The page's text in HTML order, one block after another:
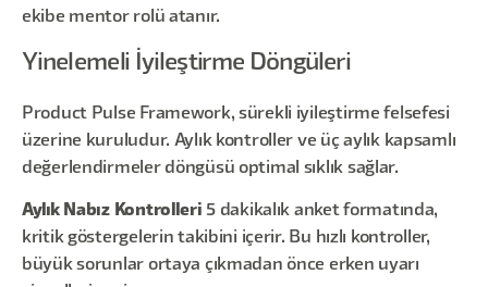
ekibe mentor rolü atanır.
Yinelemeli İyileştirme Döngüleri
Product Pulse Framework, sürekli iyileştirme felsefesi
üzerine kuruludur. Aylık kontroller ve üç aylık kapsamlı
değerlendirmeler döngüsü optimal sıklık sağlar.
Aylık Nabız Kontrolleri 5 dakikalık anket formatında,
kritik göstergelerin takibini içerir. Bu hızlı kontroller,
büyük sorunlar ortaya çıkmadan önce erken uyarı